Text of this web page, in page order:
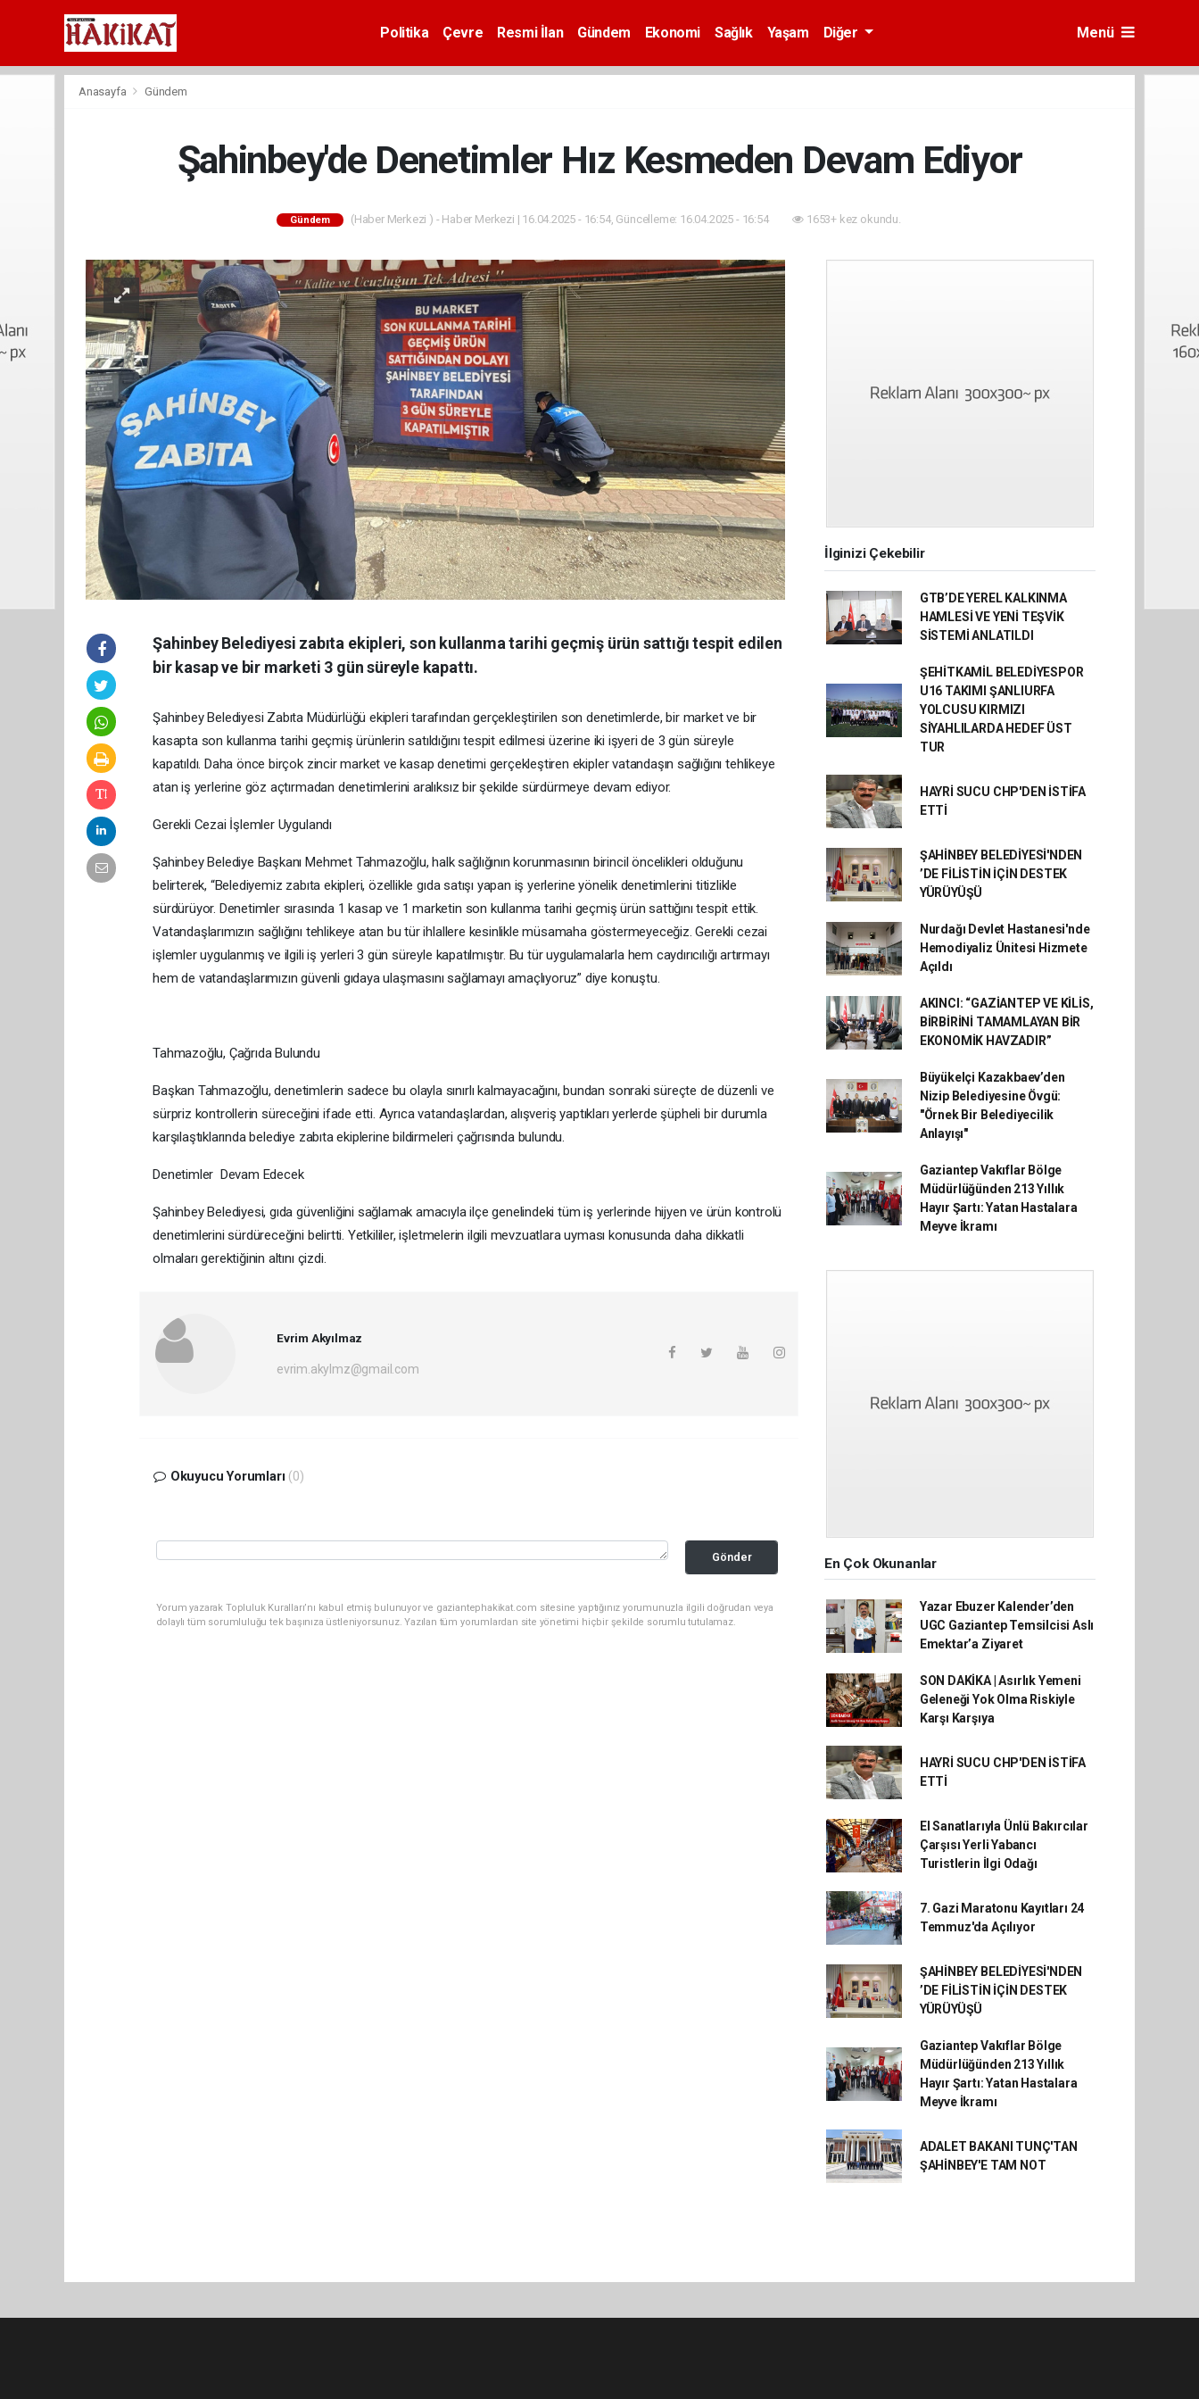
Politika Çevre Resmi İlan Gündem Ekonomi Sağlık Yaşam Diğer Menü
Anasayfa Gündem
Şahinbey'de Denetimler Hız Kesmeden Devam Ediyor
Gündem (Haber Merkezi ) - Haber Merkezi | 16.04.2025 - 16:54, Güncelleme: 16.04.2025 - 16:54 1653+ kez okundu.
Şahinbey Belediyesi zabıta ekipleri, son kullanma tarihi geçmiş ürün sattığı tespit edilen
bir kasap ve bir marketi 3 gün süreyle kapattı.
Şahinbey Belediyesi Zabıta Müdürlüğü ekipleri tarafından gerçekleştirilen son denetimlerde, bir market ve bir
kasapta son kullanma tarihi geçmiş ürünlerin satıldığını tespit edilmesi üzerine iki işyeri de 3 gün süreyle
kapatıldı. Daha önce birçok zincir market ve kasap denetimi gerçekleştiren ekipler vatandaşın sağlığını tehlikeye
atan iş yerlerine göz açtırmadan denetimlerini aralıksız bir şekilde sürdürmeye devam ediyor.
Gerekli Cezai İşlemler Uygulandı
Şahinbey Belediye Başkanı Mehmet Tahmazoğlu, halk sağlığının korunmasının birincil öncelikleri olduğunu
belirterek, “Belediyemiz zabıta ekipleri, özellikle gıda satışı yapan iş yerlerine yönelik denetimlerini titizlikle
sürdürüyor. Denetimler sırasında 1 kasap ve 1 marketin son kullanma tarihi geçmiş ürün sattığını tespit ettik.
Vatandaşlarımızın sağlığını tehlikeye atan bu tür ihlallere kesinlikle müsamaha göstermeyeceğiz. Gerekli cezai
işlemler uygulanmış ve ilgili iş yerleri 3 gün süreyle kapatılmıştır. Bu tür uygulamalarla hem caydırıcılığı artırmayı
hem de vatandaşlarımızın güvenli gıdaya ulaşmasını sağlamayı amaçlıyoruz” diye konuştu.
Tahmazoğlu, Çağrıda Bulundu
Başkan Tahmazoğlu, denetimlerin sadece bu olayla sınırlı kalmayacağını, bundan sonraki süreçte de düzenli ve
sürpriz kontrollerin süreceğini ifade etti. Ayrıca vatandaşlardan, alışveriş yaptıkları yerlerde şüpheli bir durumla
karşılaştıklarında belediye zabıta ekiplerine bildirmeleri çağrısında bulundu.
Denetimler Devam Edecek
Şahinbey Belediyesi, gıda güvenliğini sağlamak amacıyla ilçe genelindeki tüm iş yerlerinde hijyen ve ürün kontrolü
denetimlerini sürdüreceğini belirtti. Yetkililer, işletmelerin ilgili mevzuatlara uyması konusunda daha dikkatli
olmaları gerektiğinin altını çizdi.
Evrim Akyılmaz
evrim.akylmz@gmail.com
Okuyucu Yorumları (0)
Gönder
Yorum yazarak Topluluk Kuralları’nı kabul etmiş bulunuyor ve gaziantephakikat.com sitesine yaptığınız yorumunuzla ilgili doğrudan veya
dolaylı tüm sorumluluğu tek başınıza üstleniyorsunuz. Yazılan tüm yorumlardan site yönetimi hiçbir şekilde sorumlu tutulamaz.
İlginizi Çekebilir
GTB’DE YEREL KALKINMA
HAMLESİ VE YENİ TEŞVİK
SİSTEMİ ANLATILDI
ŞEHİTKAMİL BELEDİYESPOR
U16 TAKIMI ŞANLIURFA
YOLCUSU KIRMIZI
SİYAHLILARDA HEDEF ÜST
TUR
HAYRİ SUCU CHP'DEN İSTİFA
ETTİ
ŞAHİNBEY BELEDİYESİ'NDEN
’DE FİLİSTİN İÇİN DESTEK
YÜRÜYÜŞÜ
Nurdağı Devlet Hastanesi'nde
Hemodiyaliz Ünitesi Hizmete
Açıldı
AKINCI: “GAZİANTEP VE KİLİS,
BİRBİRİNİ TAMAMLAYAN BİR
EKONOMİK HAVZADIR”
Büyükelçi Kazakbaev’den
Nizip Belediyesine Övgü:
"Örnek Bir Belediyecilik
Anlayışı"
Gaziantep Vakıflar Bölge
Müdürlüğünden 213 Yıllık
Hayır Şartı: Yatan Hastalara
Meyve İkramı
En Çok Okunanlar
Yazar Ebuzer Kalender’den
UGC Gaziantep Temsilcisi Aslı
Emektar’a Ziyaret
SON DAKİKA | Asırlık Yemeni
Geleneği Yok Olma Riskiyle
Karşı Karşıya
HAYRİ SUCU CHP'DEN İSTİFA
ETTİ
El Sanatlarıyla Ünlü Bakırcılar
Çarşısı Yerli Yabancı
Turistlerin İlgi Odağı
7. Gazi Maratonu Kayıtları 24
Temmuz'da Açılıyor
ŞAHİNBEY BELEDİYESİ'NDEN
’DE FİLİSTİN İÇİN DESTEK
YÜRÜYÜŞÜ
Gaziantep Vakıflar Bölge
Müdürlüğünden 213 Yıllık
Hayır Şartı: Yatan Hastalara
Meyve İkramı
ADALET BAKANI TUNÇ'TAN
ŞAHİNBEY'E TAM NOT